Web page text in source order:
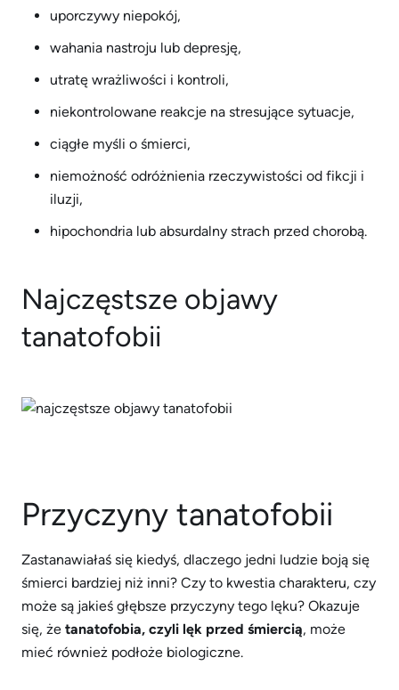
uporczywy niepokój,
wahania nastroju lub depresję,
utratę wrażliwości i kontroli,
niekontrolowane reakcje na stresujące sytuacje,
ciągłe myśli o śmierci,
niemożność odróżnienia rzeczywistości od fikcji i
iluzji,
hipochondria lub absurdalny strach przed chorobą.
Najczęstsze objawy
tanatofobii
Przyczyny tanatofobii
Zastanawiałaś się kiedyś, dlaczego jedni ludzie boją się
śmierci bardziej niż inni? Czy to kwestia charakteru, czy
może są jakieś głębsze przyczyny tego lęku? Okazuje
się, że tanatofobia, czyli lęk przed śmiercią, może
mieć również podłoże biologiczne.